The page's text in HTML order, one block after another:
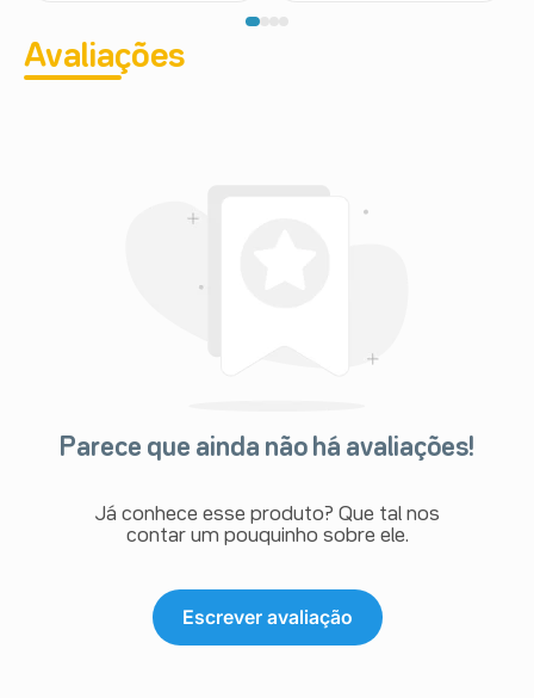
Avaliações
Parece que ainda não há avaliações!
Já conhece esse produto? Que tal nos
contar um pouquinho sobre ele.
Escrever avaliação